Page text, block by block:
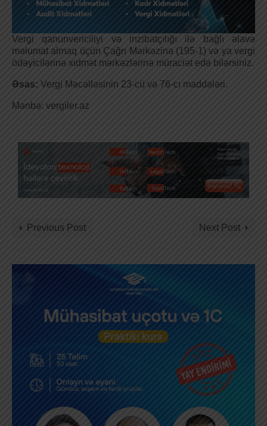
Vergi qanunvericiliyi və inzibatçılığı ilə bağlı əlavə
məlumat almaq üçün Çağrı Mərkəzinə (195-1) və ya vergi
ödəyicilərinə xidmət mərkəzlərinə müraciət edə bilərsiniz.
Əsas: Vergi Məcəlləsinin 23-cü və 76-cı maddələri.
Mənbə: vergiler.az
Previous Post Next Post